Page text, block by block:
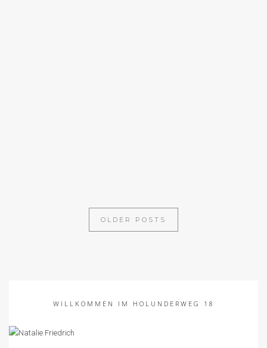
OLDER POSTS
WILLKOMMEN IM HOLUNDERWEG 18